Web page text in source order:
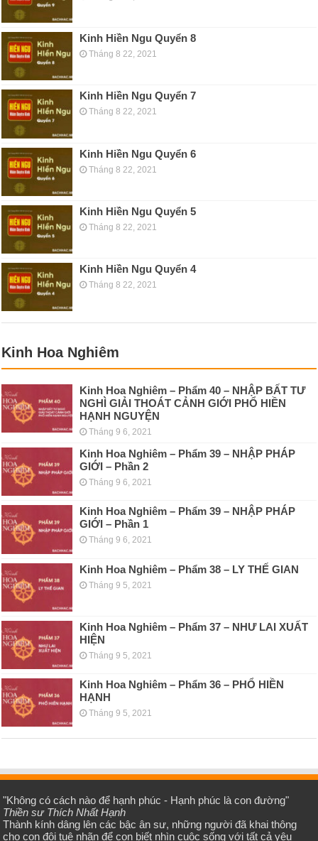
Kinh Hiền Ngu Quyển 8
Tháng 8 22, 2021
Kinh Hiền Ngu Quyển 7
Tháng 8 22, 2021
Kinh Hiền Ngu Quyển 6
Tháng 8 22, 2021
Kinh Hiền Ngu Quyển 5
Tháng 8 22, 2021
Kinh Hiền Ngu Quyển 4
Tháng 8 22, 2021
Kinh Hoa Nghiêm
Kinh Hoa Nghiêm – Phẩm 40 – NHẬP BẤT TƯ
NGHÌ GIẢI THOÁT CẢNH GIỚI PHỔ HIỀN
HẠNH NGUYỆN
Tháng 9 6, 2021
Kinh Hoa Nghiêm – Phẩm 39 – NHẬP PHÁP
GIỚI – Phần 2
Tháng 9 6, 2021
Kinh Hoa Nghiêm – Phẩm 39 – NHẬP PHÁP
GIỚI – Phần 1
Tháng 9 6, 2021
Kinh Hoa Nghiêm – Phẩm 38 – LY THẾ GIAN
Tháng 9 5, 2021
Kinh Hoa Nghiêm – Phẩm 37 – NHƯ LAI XUẤT
HIỆN
Tháng 9 5, 2021
Kinh Hoa Nghiêm – Phẩm 36 – PHỔ HIỀN
HẠNH
Tháng 9 5, 2021
"Không có cách nào để hạnh phúc - Hạnh phúc là con đường"
Thiền sư Thích Nhất Hạnh
Thành kính dâng lên các bậc ân sư, những người đã khai thông
cho con đôi tuệ nhãn để con biết nhìn cuộc sống với tất cả yêu